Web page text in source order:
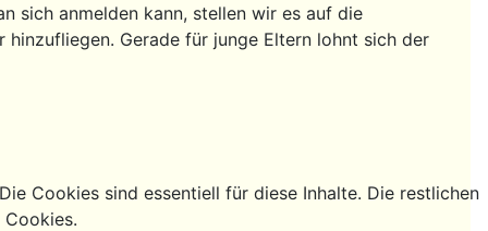
sich anmelden kann, stellen wir es auf die
Gerade für junge Eltern lohnt sich der
Cookies sind essentiell für diese Inhalte. Die restlichen